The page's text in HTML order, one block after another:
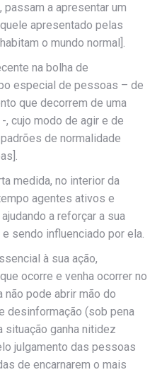
a apresentar um
apresentado pelas
o mundo normal].
na bolha de
especial de pessoas – de
que decorrem de uma
cujo modo de agir e de
de normalidade
medida, no interior da
agentes ativos e
a reforçar a sua
sendo influenciado por ela.
à sua ação,
ocorre e venha ocorrer no
não pode abrir mão do
desinformação (sob pena
situação ganha nitidez
julgamento das pessoas
de encarnarem o mais